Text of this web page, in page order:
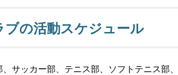
ブの活動スケジュール
サッカー部、テニス部、ソフトテニス部